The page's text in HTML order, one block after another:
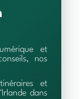
et
nos
et
dans